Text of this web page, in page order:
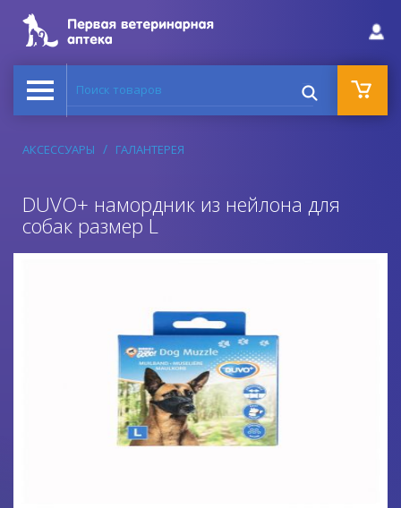
Поиск товаров
АКСЕССУАРЫ ГАЛАНТЕРЕЯ
DUVO+ намордник из нейлона для
собак размер L